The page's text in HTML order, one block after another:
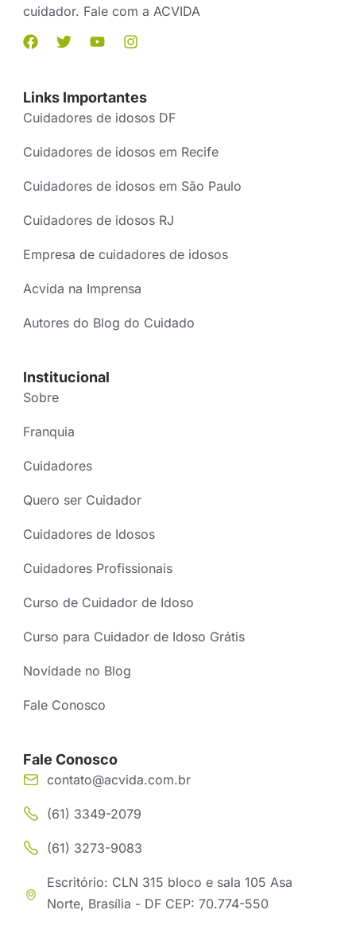
cuidador. Fale com a ACVIDA
Links Importantes
Cuidadores de idosos DF
Cuidadores de idosos em Recife
Cuidadores de idosos em São Paulo
Cuidadores de idosos RJ
Empresa de cuidadores de idosos
Acvida na Imprensa
Autores do Blog do Cuidado
Institucional
Sobre
Franquia
Cuidadores
Quero ser Cuidador
Cuidadores de Idosos
Cuidadores Profissionais
Curso de Cuidador de Idoso
Curso para Cuidador de Idoso Grátis
Novidade no Blog
Fale Conosco
Fale Conosco
contato@acvida.com.br
(61) 3349-2079
(61) 3273-9083
Escritório: CLN 315 bloco e sala 105 Asa
Norte, Brasília - DF CEP: 70.774-550